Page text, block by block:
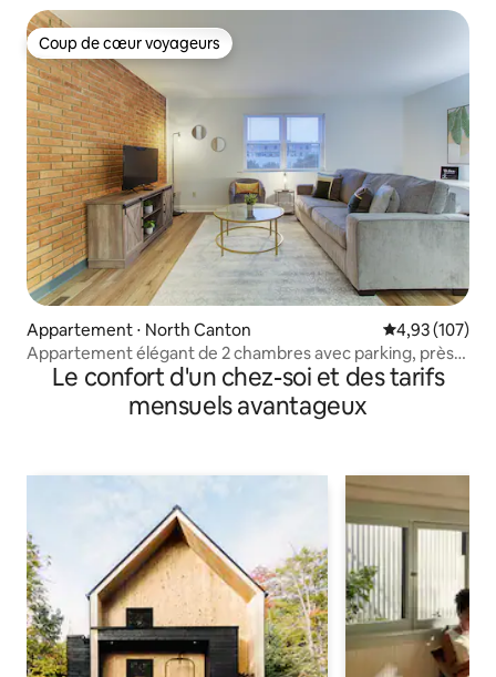
Coup de cœur voyageurs
Coup de cœur voyageurs
Appartement ⋅ North Canton Évaluation
4,93 (107)
Appartement élégant de 2 chambres avec parking, près
de l'aéroport
Le confort d'un chez-soi et des tarifs
mensuels avantageux